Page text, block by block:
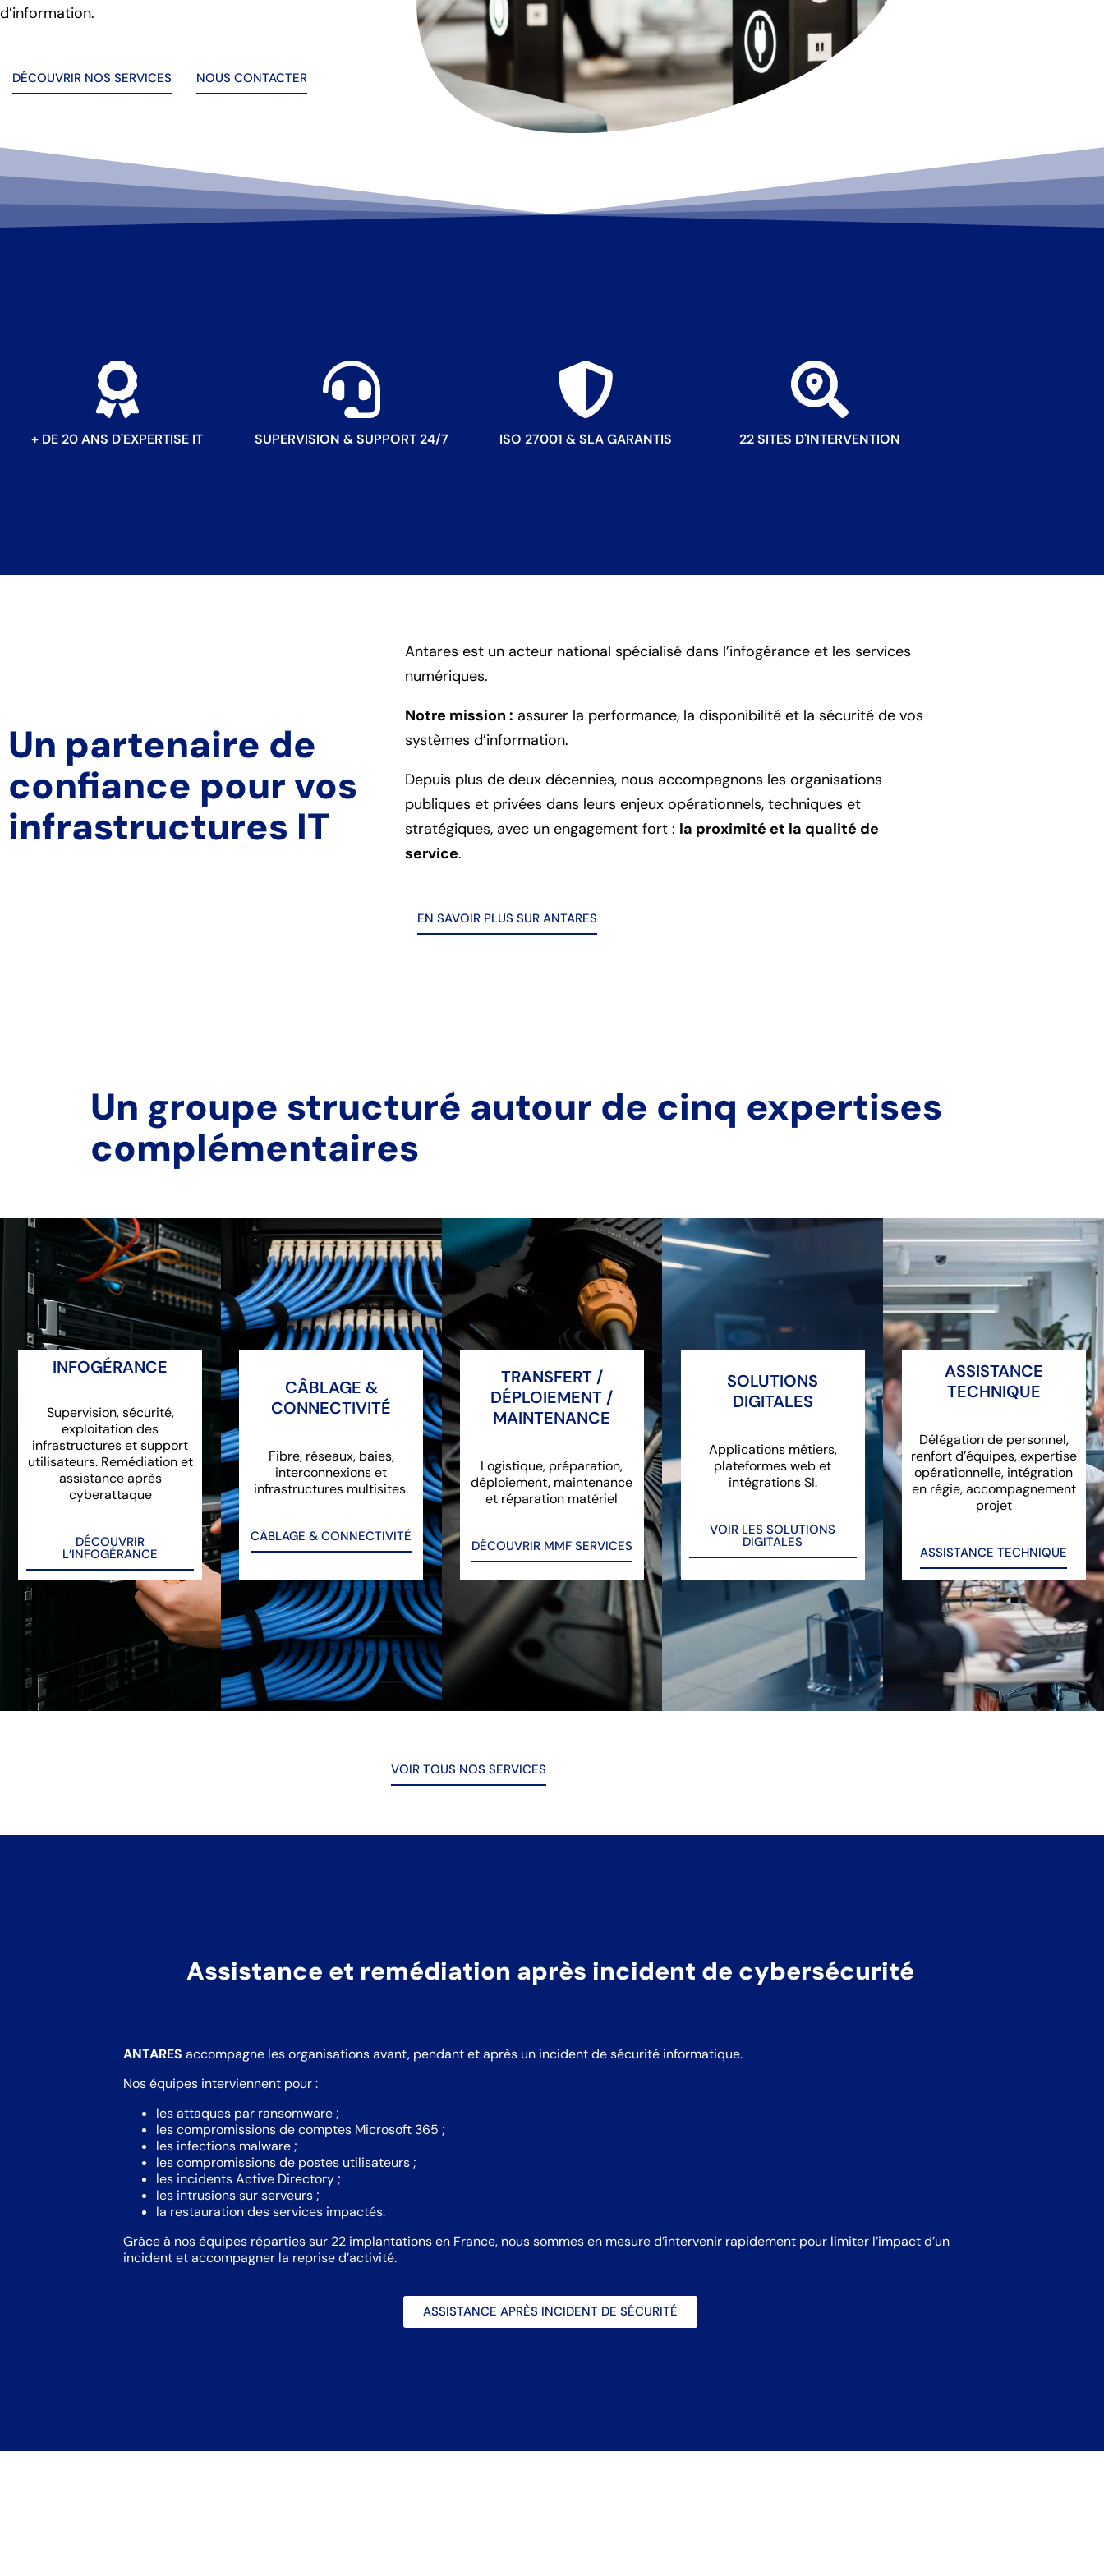
d’information.
DÉCOUVRIR NOS SERVICES NOUS CONTACTER
+ DE 20 ANS D'EXPERTISE IT SUPERVISION & SUPPORT 24/7 ISO 27001 & SLA GARANTIS 22 SITES D'INTERVENTION
Un partenaire de
confiance pour vos
infrastructures IT
Antares est un acteur national spécialisé dans l’infogérance et les services
numériques.
Notre mission : assurer la performance, la disponibilité et la sécurité de vos
systèmes d’information.
Depuis plus de deux décennies, nous accompagnons les organisations
publiques et privées dans leurs enjeux opérationnels, techniques et
stratégiques, avec un engagement fort : la proximité et la qualité de
service.
EN SAVOIR PLUS SUR ANTARES
Un groupe structuré autour de cinq expertises
complémentaires
INFOGÉRANCE
Supervision, sécurité,
exploitation des
infrastructures et support
utilisateurs. Remédiation et
assistance après
cyberattaque
DÉCOUVRIR
L’INFOGÉRANCE
CÂBLAGE &
CONNECTIVITÉ
Fibre, réseaux, baies,
interconnexions et
infrastructures multisites.
CÂBLAGE & CONNECTIVITÉ
TRANSFERT /
DÉPLOIEMENT /
MAINTENANCE
Logistique, préparation,
déploiement, maintenance
et réparation matériel
DÉCOUVRIR MMF SERVICES
SOLUTIONS
DIGITALES
Applications métiers,
plateformes web et
intégrations SI.
VOIR LES SOLUTIONS
DIGITALES
ASSISTANCE
TECHNIQUE
Délégation de personnel,
renfort d’équipes, expertise
opérationnelle, intégration
en régie, accompagnement
projet
ASSISTANCE TECHNIQUE
VOIR TOUS NOS SERVICES
Assistance et remédiation après incident de cybersécurité
ANTARES accompagne les organisations avant, pendant et après un incident de sécurité informatique.
Nos équipes interviennent pour :
les attaques par ransomware ;
les compromissions de comptes Microsoft 365 ;
les infections malware ;
les compromissions de postes utilisateurs ;
les incidents Active Directory ;
les intrusions sur serveurs ;
la restauration des services impactés.
Grâce à nos équipes réparties sur 22 implantations en France, nous sommes en mesure d’intervenir rapidement pour limiter l’impact d’un
incident et accompagner la reprise d’activité.
ASSISTANCE APRÈS INCIDENT DE SÉCURITÉ